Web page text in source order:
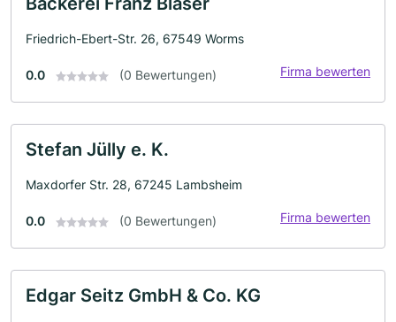
Friedrich-Ebert-Str. 26, 67549 Worms
0.0 (0 Bewertungen) Firma bewerten
Stefan Jülly e. K.
Maxdorfer Str. 28, 67245 Lambsheim
0.0 (0 Bewertungen) Firma bewerten
Edgar Seitz GmbH & Co. KG